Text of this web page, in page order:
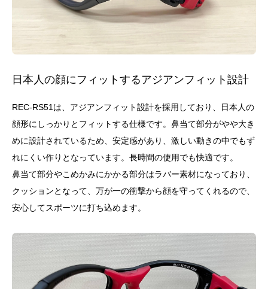
日本人の顔にフィットするアジアンフィット設計
REC-RS51は、アジアンフィット設計を採用しており、日本人の
顔形にしっかりとフィットする仕様です。鼻当て部分がやや大き
めに設計されているため、安定感があり、激しい動きの中でもず
れにくい作りとなっています。長時間の使用でも快適です。
鼻当て部分やこめかみにかかる部分はラバー素材になっており、
クッションとなって、万が一の衝撃から顔を守ってくれるので、
安心してスポーツに打ち込めます。